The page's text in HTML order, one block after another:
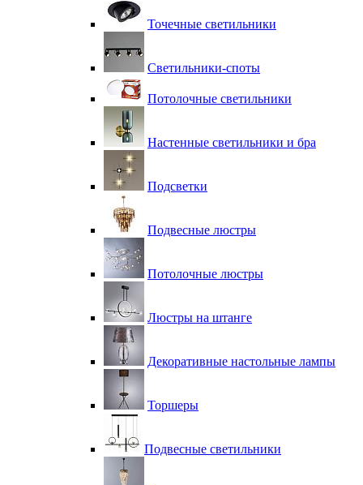
Точечные светильники
Светильники-споты
Потолочные светильники
Настенные светильники и бра
Подсветки
Подвесные люстры
Потолочные люстры
Люстры на штанге
Декоративные настольные лампы
Торшеры
Подвесные светильники